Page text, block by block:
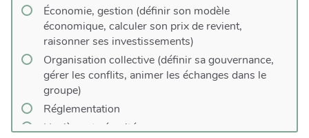
Économie, gestion (définir son modèle
économique, calculer son prix de revient,
raisonner ses investissements)
Organisation collective (définir sa gouvernance,
gérer les conflits, animer les échanges dans le
groupe)
Réglementation
Hygiène et sécurité